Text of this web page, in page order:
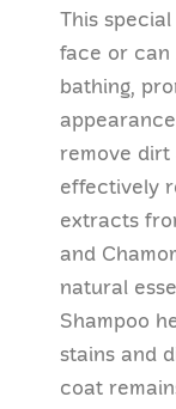
This
face or can
bathing,
remove dirt
effectively
extracts
and
natural
Shampoo
stains and
coat